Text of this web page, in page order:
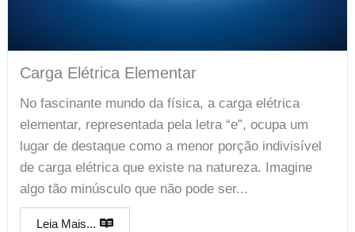
Carga Elétrica Elementar
No fascinante mundo da física, a carga elétrica
elementar, representada pela letra “e”, ocupa um
lugar de destaque como a menor porção indivisível
de carga elétrica que existe na natureza. Imagine
algo tão minúsculo que não pode ser...
Leia Mais...